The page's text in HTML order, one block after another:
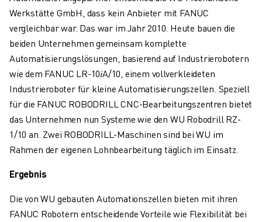
Werkstätte GmbH, dass kein Anbieter mit FANUC
vergleichbar war. Das war im Jahr 2010. Heute bauen die
beiden Unternehmen gemeinsam komplette
Automatisierungslösungen, basierend auf Industrierobotern
wie dem FANUC LR-10𝑖A/10, einem vollverkleideten
Industrieroboter für kleine Automatisierungszellen. Speziell
für die FANUC ROBODRILL CNC-Bearbeitungszentren bietet
das Unternehmen nun Systeme wie den WU Robodrill RZ-
1/10 an. Zwei ROBODRILL-Maschinen sind bei WU im
Rahmen der eigenen Lohnbearbeitung täglich im Einsatz.
Ergebnis
Die von WU gebauten Automationszellen bieten mit ihren
FANUC Robotern entscheidende Vorteile wie Flexibilität bei